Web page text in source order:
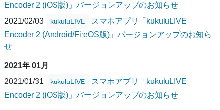
Encoder 2 (iOS版)」バージョンアップのお知らせ
2021/02/03
kukuluLIVE
スマホアプリ「kukuluLIVE
Encoder 2 (Android/FireOS版)」バージョンアップのお知ら
せ
2021年 01月
2021/01/31
kukuluLIVE
スマホアプリ「kukuluLIVE
Encoder 2 (iOS版)」バージョンアップのお知らせ